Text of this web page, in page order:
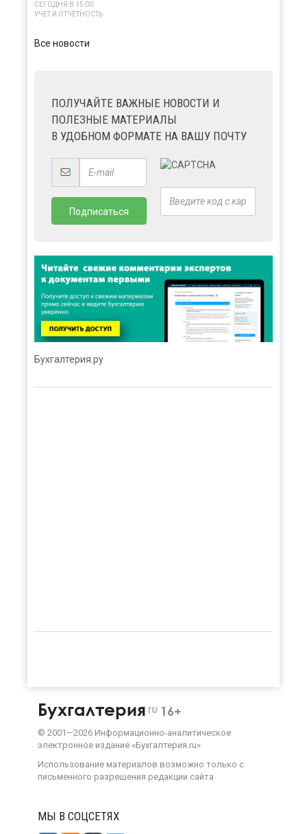
СЕГОДНЯ В 15:00
УЧЕТ И ОТЧЕТНОСТЬ
Все новости
ПОЛУЧАЙТЕ ВАЖНЫЕ НОВОСТИ И
ПОЛЕЗНЫЕ МАТЕРИАЛЫ
В УДОБНОМ ФОРМАТЕ НА ВАШУ ПОЧТУ
Бухгалтерия.ру
Бухгалтерия ru 16+
© 2001—2026 Информационно-аналитическое
электронное издание «Бухгалтерия.ru»
Использование материалов возможно только с
письменного разрешения редакции сайта
МЫ В СОЦСЕТЯХ